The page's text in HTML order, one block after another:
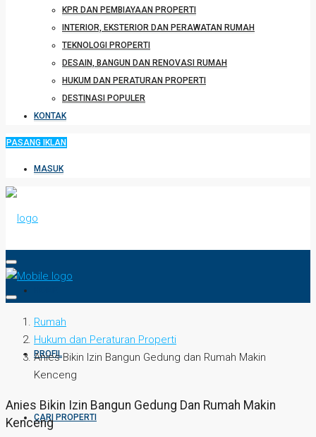
KPR DAN PEMBIAYAAN PROPERTI
INTERIOR, EKSTERIOR DAN PERAWATAN RUMAH
TEKNOLOGI PROPERTI
DESAIN, BANGUN DAN RENOVASI RUMAH
HUKUM DAN PERATURAN PROPERTI
DESTINASI POPULER
KONTAK
PASANG IKLAN
MASUK
PROFIL
CARI PROPERTI
Rumah
Hukum dan Peraturan Properti
Anies Bikin Izin Bangun Gedung dan Rumah Makin
Kenceng
Anies Bikin Izin Bangun Gedung Dan Rumah Makin
Kenceng